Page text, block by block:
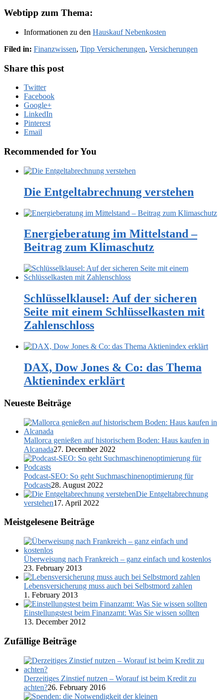
Webtipp zum Thema:
Informationen zu den Hauskauf Nebenkosten
Filed in: Finanzwissen, Tipp Versicherungen, Versicherungen
Share this post
Twitter
Facebook
Google+
LinkedIn
Pinterest
Email
Recommended for You
Die Entgeltabrechnung verstehen
Energieberatung im Mittelstand –
Beitrag zum Klimaschutz
Schlüsselklausel: Auf der sicheren
Seite mit einem Schlüsselkasten mit
Zahlenschloss
DAX, Dow Jones & Co: das Thema
Aktienindex erklärt
Neueste Beiträge
Mallorca genießen auf historischem Boden: Haus kaufen in
Alcanada27. December 2022
Podcast-SEO: So geht Suchmaschinenoptimierung für
Podcasts28. August 2022
Die Entgeltabrechnung
verstehen17. April 2022
Meistgelesene Beiträge
Überweisung nach Frankreich – ganz einfach und kostenlos
23. February 2013
Lebensversicherung muss auch bei Selbstmord zahlen
1. February 2013
Einstellungstest beim Finanzamt: Was Sie wissen sollten
13. December 2012
Zufällige Beiträge
Derzeitiges Zinstief nutzen – Worauf ist beim Kredit zu
achten?26. February 2016